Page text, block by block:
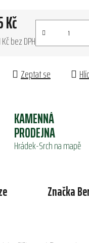
Kč
bez DPH
Zeptat se
KAMENNÁ
PRODEJNA
Hrádek-Srch na mapě
Značka